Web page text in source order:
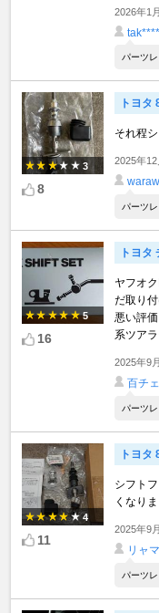
2026年1
パーツ
3
8
トヨタ
それ程
2025年12
パーツ
5
16
トヨタ
ヤフオ
だ取り
悪い評
系ツア
2025年9
百チ
パーツ
4
11
トヨタ
シフト
くなりま
2025年9
リャマ
パーツ